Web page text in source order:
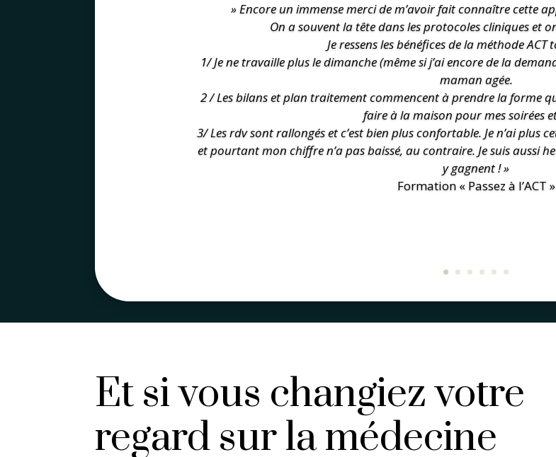
» Encore un immense merci de m’avoir fait connaître cette
On a souvent la tête dans les protocoles cliniques et
Je ressens les bénéfices de la méthode ACT
1/ Je ne travaille plus le dimanche (même si j’ai encore de la
maman agée.
2 / Les bilans et plan traitement commencent à prendre la forme
faire à la maison pour mes soirées
3/ Les rdv sont rallongés et c’est bien plus confortable. Je n’ai plus
et pourtant mon chiffre n’a pas baissé, au contraire. Je suis aussi
y gagnent ! »
Formation « Passez à l’ACT »
Et si vous changiez votre
regard sur la médecine